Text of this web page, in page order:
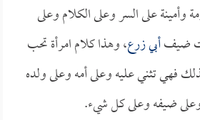
وأمينة على السر وعلى الكلام وعلى
ضيفأبي زرع، وهذا كلام امرأة تحب
فهي تثني عليه وعلى أمه وعلى ولده
ضيفه وعلى كل شيء.